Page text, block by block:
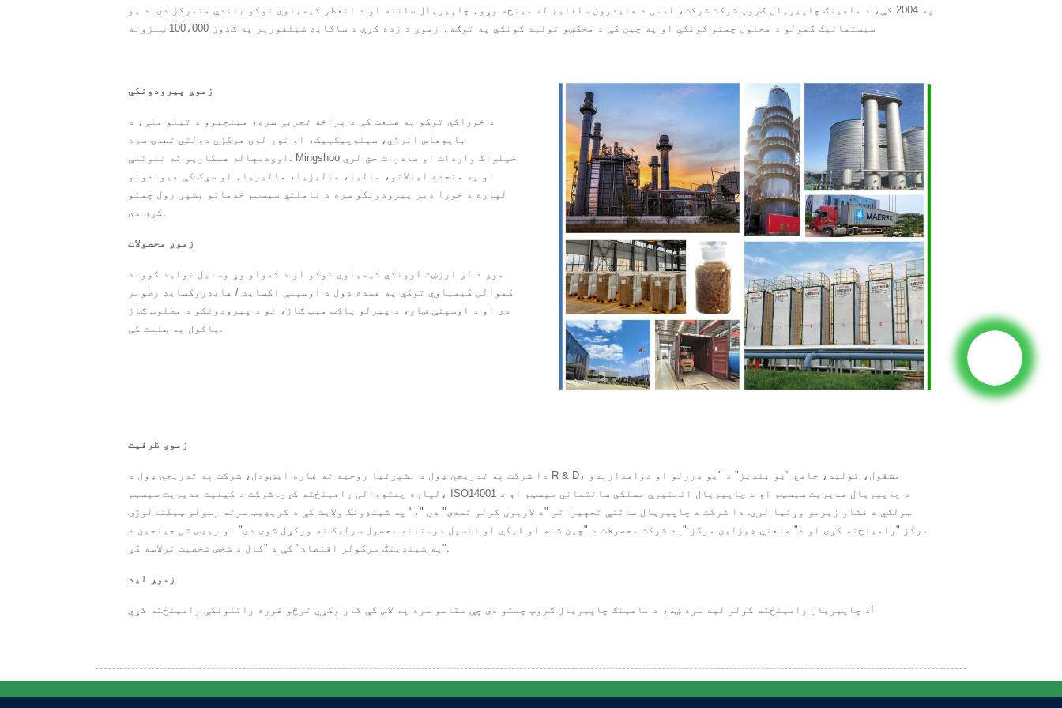
په 2004 کې، د ماهینګ چاپیریال ګروپ شرکت شرکت، لمسی د هایدرون سلفایډ له مینځه وړو، چاپیریال ساتنه او د انعطر کیمیاوي توکو باندې متمرکز دی. د یو
سیستماتیک کمولو د محلول چمتو کونکي او په چین کې د مخکښو تولید کونکي په توګه، زموږ د زده کړې د ساکایډ شیلفوریر په ګډون 100،000 ټنزونه
زموږ پیرودونکي
د خوراکي توکو په صنعت کې د پراخه تجربې سره، مینچیوو د تیلو ملې، د
بایوماس انرژي، سینوپیکټیک، او نور لوی مرکزي دولتي تصدۍ سره
اوږدمهاله همکاریو ته ننوتلې. Mingshoo خپلواک واردات او صادرات حق لري
او په متحده ایالاتو، مالیا، مالیزیا، مالیزیا، او سړک کې هیوادونو
لپاره د خورا ډیر پیرودونکو سره د ناملثي سیسټم خدماتو بشپړ رول چمتو
کړی دی.
زموږ محصولات
موږ د لږ ارزښت لرونکي کیمیاوي توکو او د کمولو وړ وسایل تولید کوو. د
کموالی کیمیاوي توکي په عمده ډول د اوسپنې اکسایډ / هایډروکسایډ رطوبر
دی او د اوسپنې ښار، د پیرلو پاکټ میټ ګاز، نو د پیرودونکو د مطلوب ګاز
پاکول په صنعت کې.
زموږ ظرفیت
دا شرکت په تدریجي ډول د بشپړتیا روحیه ته غاړه ایښودل، شرکت په تدریجي ډول د R & D، مشقول، تولید، جامع "یو بندیز" د "یو درزلو او دوامدارېدو
لپاره چمتووالی رامینځته کړی. شرکت د کیفیت مدیریت سیسټم، ISO14001 د چاپیریال مدیریت سیسټم او د چاپیریال انجنیري مسلکي ساختماني سیسټم او د
ټولګي د فشار زیرمو وړتیا لري. دا شرکت د چاپیریال ساتنې تجهیزاتو "د لاریون کولو تصدۍ" دی "،" په شینډونگ ولایت کې د کریډیټ سرته رسولو ټیکنالوژۍ
مرکز "رامینځته کړی او د" صنعتي ډیزاین مرکز ". د شرکت محصولات د "چین شنه او ایکي او انسپل دوستانه محصول سرلیک ته ورکړل شوی دی" او رییس شی جینجین د
"په شینډینګ سرکولر اقتصاد" کې د "کال د شخص شخصیت ترلاسه کړ.
زموږ لید
د چاپیریال رامینځته کولو لید سره ښه، د ماهینګ چاپیریال ګروپ چمتو دی چې ستاسو سره په لاس کې کار وکړي ترڅو غوره راتلونکې رامینځته کړي!